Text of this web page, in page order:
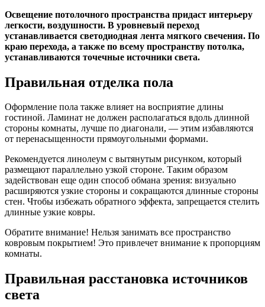
Освещение потолочного пространства придаст интерьеру
легкости, воздушности. В уровневый переход
устанавливается светодиодная лента мягкого свечения. По
краю перехода, а также по всему пространству потолка,
устанавливаются точечные источники света.
Правильная отделка пола
Оформление пола также влияет на восприятие длины
гостиной. Ламинат не должен располагаться вдоль длинной
стороны комнаты, лучше по диагонали, — этим избавляются
от перенасыщенности прямоугольными формами.
Рекомендуется линолеум с вытянутым рисунком, который
размещают параллельно узкой стороне. Таким образом
задействован еще один способ обмана зрения: визуально
расширяются узкие стороны и сокращаются длинные стороны
стен. Чтобы избежать обратного эффекта, запрещается стелить
длинные узкие ковры.
Обратите внимание! Нельзя занимать все пространство
ковровым покрытием! Это привлечет внимание к пропорциям
комнаты.
Правильная расстановка источников
света